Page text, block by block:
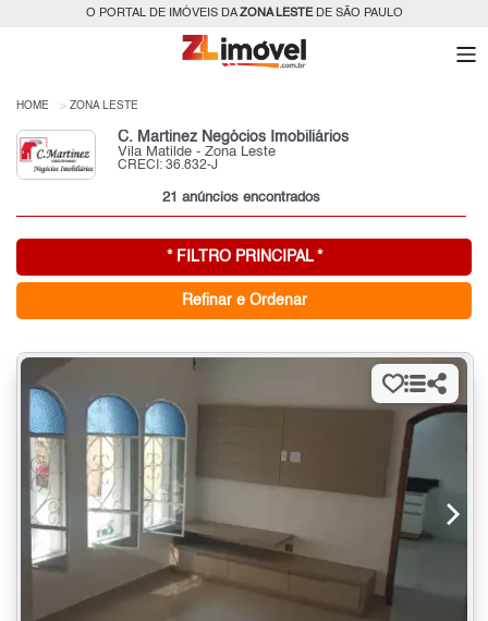
O PORTAL DE IMÓVEIS DAZONA LESTEDE SÃO PAULO
HOME ZONA LESTE
C. Martinez Negócios Imobiliários
Vila Matilde - Zona Leste
CRECI: 36.832-J
21 anúncios encontrados
* FILTRO PRINCIPAL *
Refinar e Ordenar